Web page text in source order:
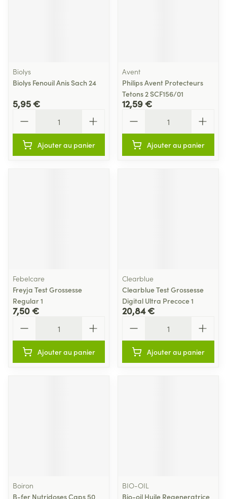
Biolys
Biolys Fenouil Anis Sach 24
5,95 €
Ajouter au panier
Avent
Philips Avent Protecteurs
Tetons 2 SCF156/01
12,59 €
Ajouter au panier
Febelcare
Freyja Test Grossesse
Regular 1
7,50 €
Ajouter au panier
Clearblue
Clearblue Test Grossesse
Digital Ultra Precoce 1
20,84 €
Ajouter au panier
Boiron
B-fer Nutridoses Caps 50
BIO-OIL
Bio-oil Huile Regeneratrice